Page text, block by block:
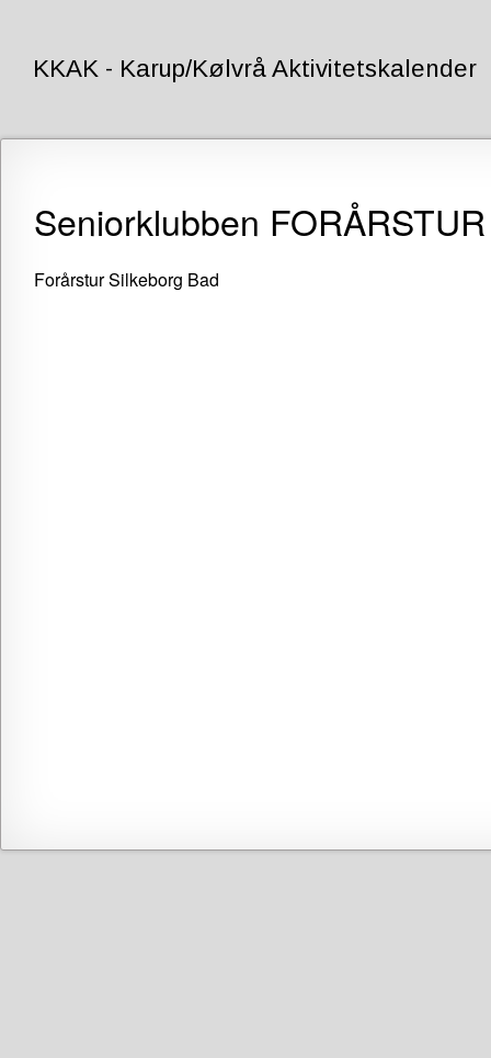
KKAK - Karup/Kølvrå Aktivitetskalender
Forside
Log
ind
Seniorklubben FORÅRSTUR
Forårstur Silkeborg Bad